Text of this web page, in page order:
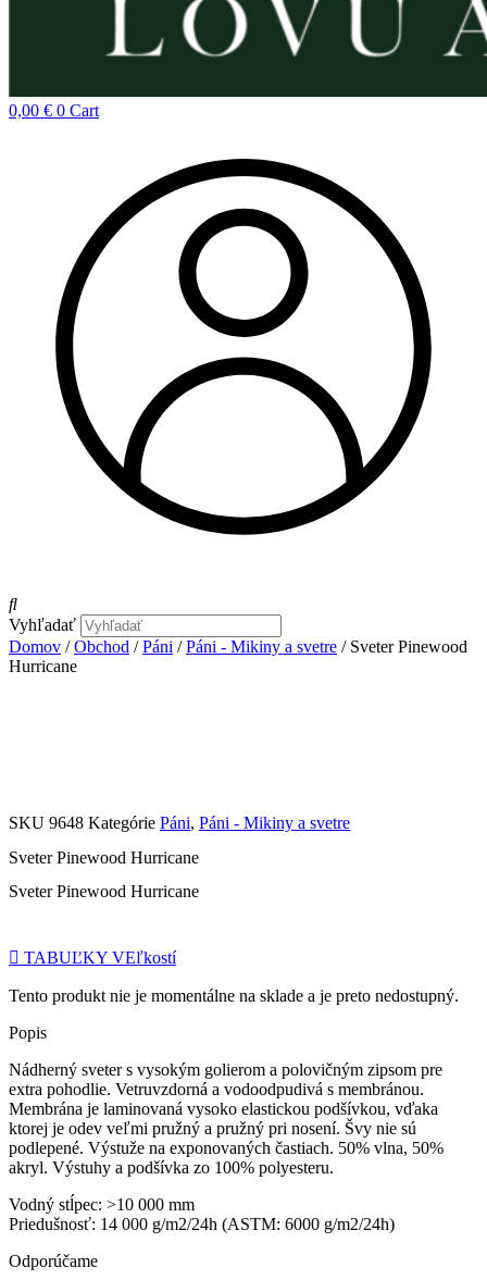
0,00 € 0 Cart
Vyhľadať
Domov /Obchod /Páni /Páni - Mikiny a svetre / Sveter Pinewood
Hurricane
SKU 9648 Kategórie Páni, Páni - Mikiny a svetre
Sveter Pinewood Hurricane
Sveter Pinewood Hurricane
TABUĽKY VEľkostí
Tento produkt nie je momentálne na sklade a je preto nedostupný.
Popis
Nádherný sveter s vysokým golierom a polovičným zipsom pre
extra pohodlie. Vetruvzdorná a vodoodpudivá s membránou.
Membrána je laminovaná vysoko elastickou podšívkou, vďaka
ktorej je odev veľmi pružný a pružný pri nosení. Švy nie sú
podlepené. Výstuže na exponovaných častiach. 50% vlna, 50%
akryl. Výstuhy a podšívka zo 100% polyesteru.
Vodný stĺpec: >10 000 mm
Priedušnosť: 14 000 g/m2/24h (ASTM: 6000 g/m2/24h)
Odporúčame